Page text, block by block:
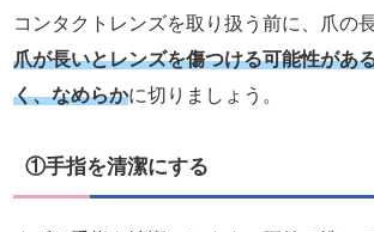
コンタクトレンズを取り扱う前に、爪の
爪が長いとレンズを傷つける可能性があ
く、なめらかに切りましょう。
①手指を清潔にする